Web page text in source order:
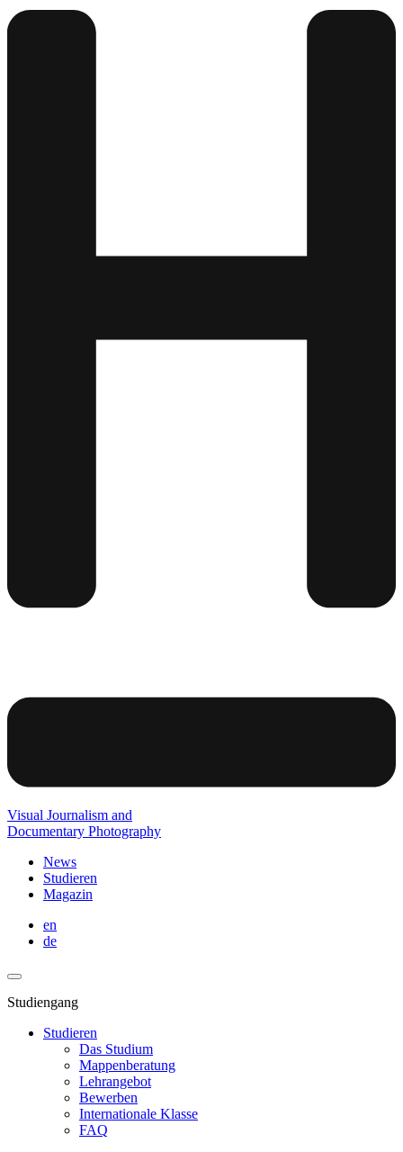
Visual Journalism and
Documentary Photography
News
Studieren
Magazin
en
de
Studiengang
Studieren
Das Studium
Mappenberatung
Lehrangebot
Bewerben
Internationale Klasse
FAQ